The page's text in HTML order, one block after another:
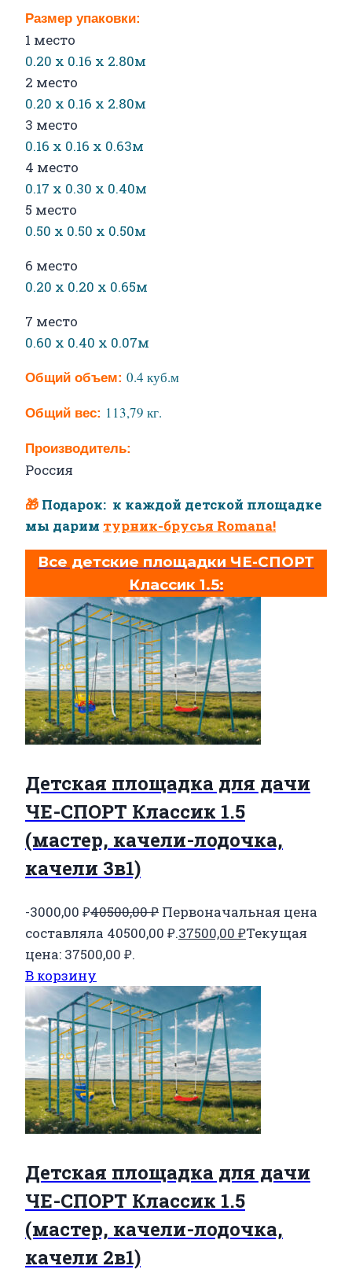
Размер упаковки:
1 место
0.20 х 0.16 х 2.80м
2 место
0.20 х 0.16 х 2.80м
3 место
0.16 х 0.16 х 0.63м
4 место
0.17 х 0.30 х 0.40м
5 место
0.50 х 0.50 х 0.50м
6 место
0.20 х 0.20 х 0.65м
7 место
0.60 х 0.40 х 0.07м
Общий объем: 0.4 куб.м
Общий вес: 113,79 кг.
Производитель:
Россия
🎁 Подарок: к каждой детской площадке
мы дарим турник-брусья Romana!
Все детские площадки ЧЕ-СПОРТ
Классик 1.5:
Детская площадка для дачи
ЧЕ-СПОРТ Классик 1.5
(мастер, качели-лодочка,
качели 3в1)
-3000,00 ₽40500,00₽ Первоначальная цена
составляла 40500,00 ₽.37500,00 ₽Текущая
цена: 37500,00 ₽.
В корзину
Детская площадка для дачи
ЧЕ-СПОРТ Классик 1.5
(мастер, качели-лодочка,
качели 2в1)